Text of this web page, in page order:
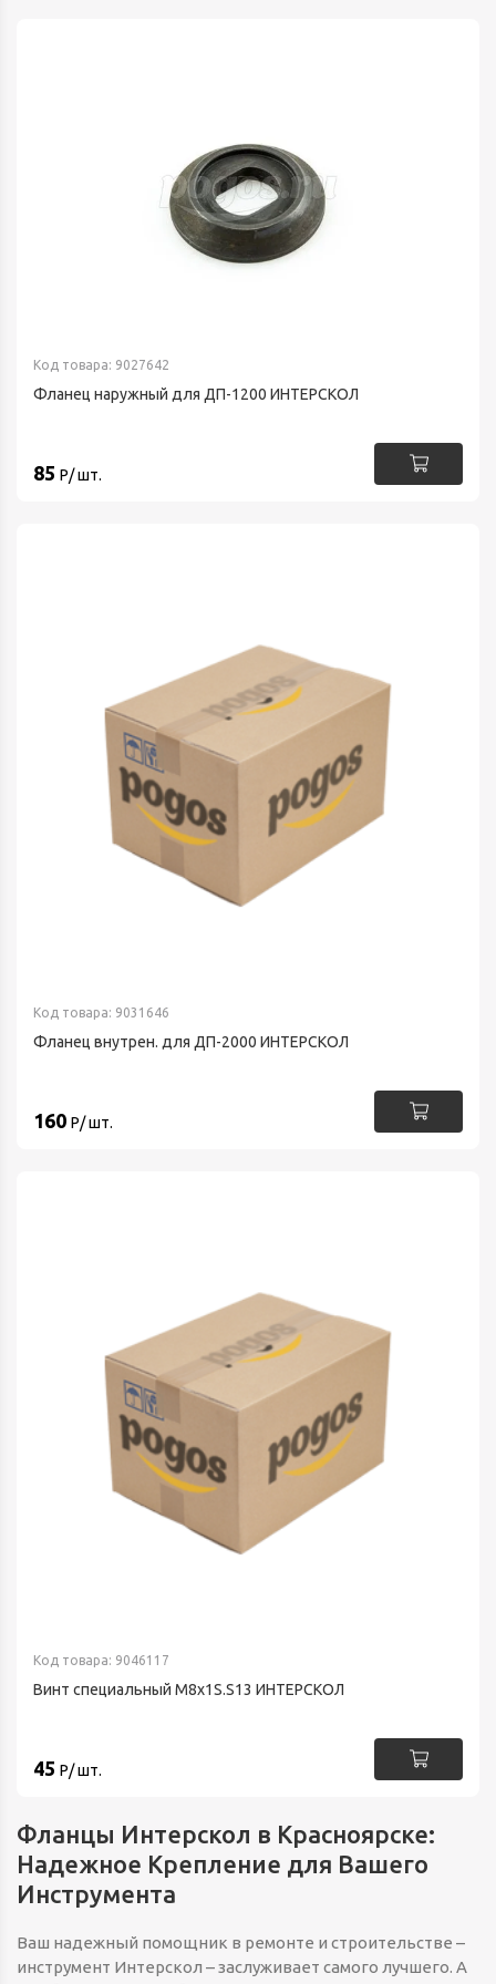
Код товара: 9027642
Фланец наружный для ДП-1200 ИНТЕРСКОЛ
85 Р/ шт.
Код товара: 9031646
Фланец внутрен. для ДП-2000 ИНТЕРСКОЛ
160 Р/ шт.
Код товара: 9046117
Винт специальный М8х1S.S13 ИНТЕРСКОЛ
45 Р/ шт.
Фланцы Интерскол в Красноярске:
Надежное Крепление для Вашего
Инструмента
Ваш надежный помощник в ремонте и строительстве –
инструмент Интерскол – заслуживает самого лучшего. А